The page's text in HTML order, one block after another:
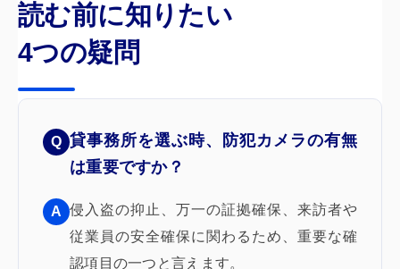
読む前に知りたい
4つの疑問
Q 貸事務所を選ぶ時、防犯カメラの有無
は重要ですか？
A 侵入盗の抑止、万一の証拠確保、来訪者や
従業員の安全確保に関わるため、重要な確
認項目の一つと言えます。